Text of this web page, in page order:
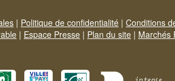
| Politique de confidentialité | Conditions
| Espace Presse | Plan du site | Marchés